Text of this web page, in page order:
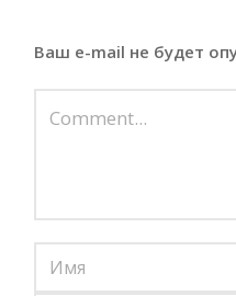
Ваш e-mail не будет